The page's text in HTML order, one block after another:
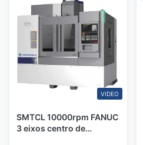
VIDEO
SMTCL 10000rpm FANUC
3 eixos centro de